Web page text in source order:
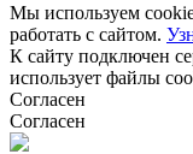
Мы используем
работать с сайтом.
К сайту подключен
использует файлы
Согласен
Согласен